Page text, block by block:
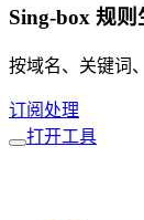
Sing-box 规则
按域名、关键词
订阅处理
打开工具